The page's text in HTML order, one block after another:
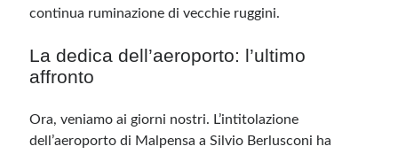
continua ruminazione di vecchie ruggini.
La dedica dell’aeroporto: l’ultimo
affronto
Ora, veniamo ai giorni nostri. L’intitolazione
dell’aeroporto di Malpensa a Silvio Berlusconi ha